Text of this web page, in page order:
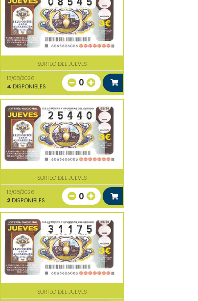
SORTEO DEL JUEVES
13/08/2026
4 DISPONIBLES 0
SORTEO DEL JUEVES
13/08/2026
2DISPONIBLES 0
SORTEO DEL JUEVES